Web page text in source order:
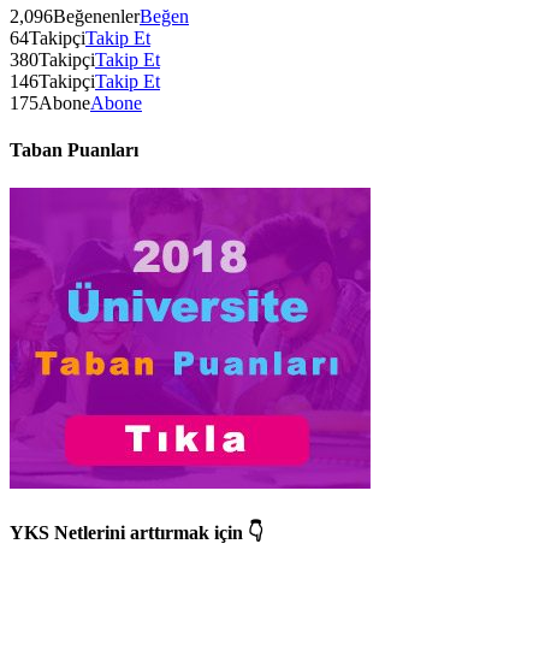
2,096BeğenenlerBeğen
64TakipçiTakip Et
380TakipçiTakip Et
146TakipçiTakip Et
175AboneAbone
Taban Puanları
YKS Netlerini arttırmak için 👇